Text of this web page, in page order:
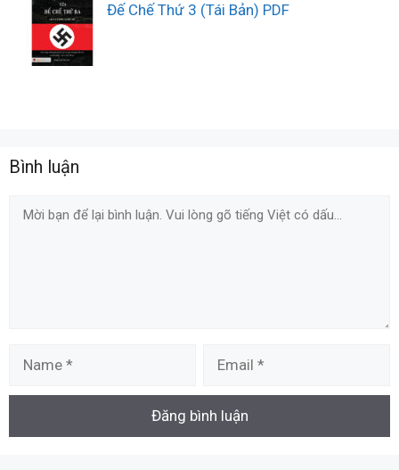
Đế Chế Thứ 3 (Tái Bản) PDF
Bình luận
Comment